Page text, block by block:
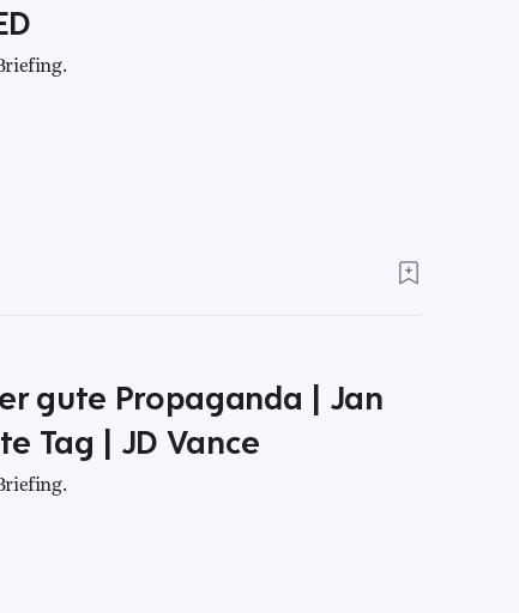
gute Propaganda | Jan
Tag | JD Vance